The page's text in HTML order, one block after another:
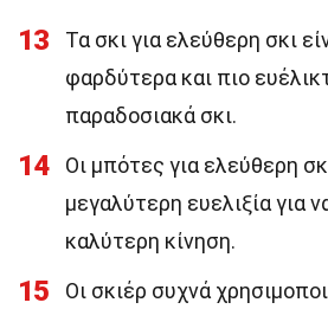
13
Τα σκι για ελεύθερη σκι
φαρδύτερα και πιο
παραδοσιακά σκι.
14
Οι μπότες για ελεύθερη
μεγαλύτερη ευελιξία για
καλύτερη κίνηση.
15
Οι σκιέρ συχνά